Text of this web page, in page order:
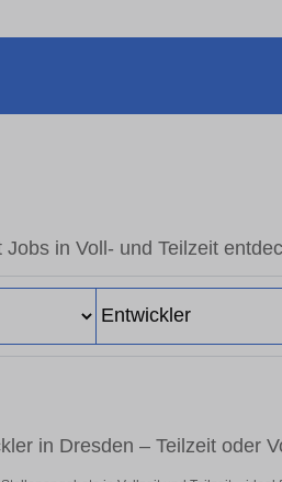
in Voll- und Teilzeit
in Dresden – Teilzeit oder